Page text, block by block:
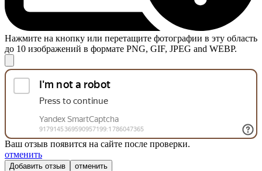
Нажмите на кнопку или перетащите фотографии в эту область
до 10 изображений в формате PNG, GIF, JPEG and WEBP.
Ваш отзыв появится на сайте после проверки.
отменить
отменить